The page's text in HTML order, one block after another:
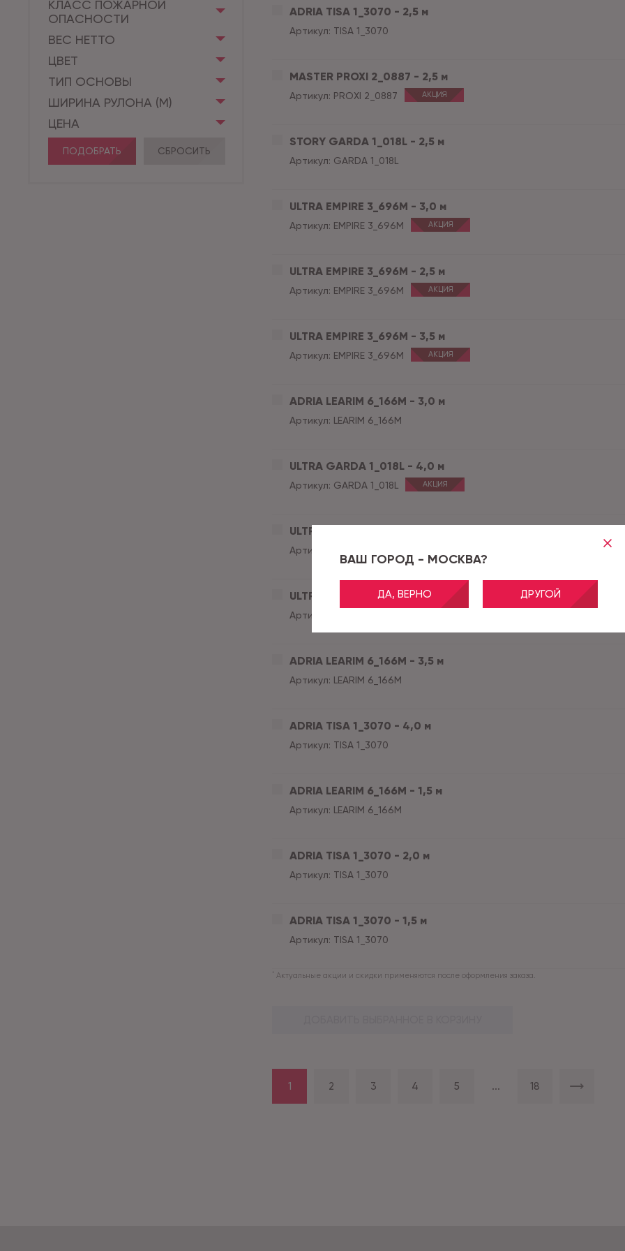
ВАШ ГОРОД - МОСКВА?
ДА, ВЕРНО ДРУГОЙ
КЛАСС ПОЖАРНОЙ
ОПАСНОСТИ
ВЕС НЕТТО
ЦВЕТ
ТИП ОСНОВЫ
ШИРИНА РУЛОНА (М)
ЦЕНА
ПОДОБРАТЬ СБРОСИТЬ
ADRIA TISA 1_3070 - 2,5 м
Артикул: TISA 1_3070
MASTER PROXI 2_0887 - 2,5 м
Артикул: PROXI 2_0887 АКЦИЯ
STORY GARDA 1_018L - 2,5 м
Артикул: GARDA 1_018L
ULTRA EMPIRE 3_696M - 3,0 м
Артикул: EMPIRE 3_696M АКЦИЯ
ULTRA EMPIRE 3_696M - 2,5 м
Артикул: EMPIRE 3_696M АКЦИЯ
ULTRA EMPIRE 3_696M - 3,5 м
Артикул: EMPIRE 3_696M АКЦИЯ
ADRIA LEARIM 6_166M - 3,0 м
Артикул: LEARIM 6_166M
ULTRA GARDA 1_018L - 4,0 м
Артикул: GARDA 1_018L АКЦИЯ
ULTRA GARDA 1_018L - 2,5 м
Артикул:
ULTRA EMPIRE 3_696M - 2,0 м
Артикул:
ADRIA LEARIM 6_166M - 3,5 м
Артикул: LEARIM 6_166M
ADRIA TISA 1_3070 - 4,0 м
Артикул: TISA 1_3070
ADRIA LEARIM 6_166M - 1,5 м
Артикул: LEARIM 6_166M
ADRIA TISA 1_3070 - 2,0 м
Артикул: TISA 1_3070
ADRIA TISA 1_3070 - 1,5 м
Артикул: TISA 1_3070
* Актуальные акции и скидки применяются после оформления заказа.
1 2 3 4 5 ... 18